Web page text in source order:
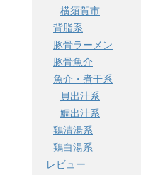
横須賀市
背脂系
豚骨ラーメン
豚骨魚介
魚介・煮干系
貝出汁系
鯛出汁系
鶏清湯系
鶏白湯系
レビュー